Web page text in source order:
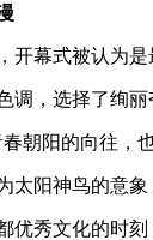
开幕式被认为
调，选择了绚
朝阳的向往，
太阳神鸟的意
优秀文化的时刻